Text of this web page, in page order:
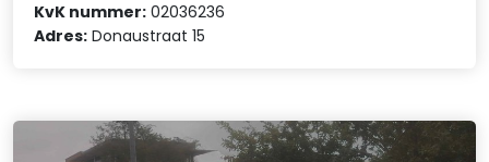
KvK nummer: 02036236
Adres: Donaustraat 15